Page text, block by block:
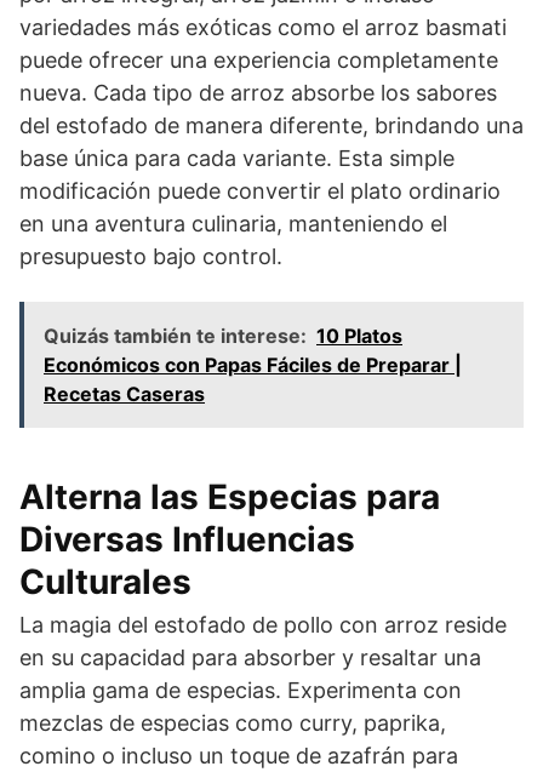
variedades más exóticas como el arroz basmati
puede ofrecer una experiencia completamente
nueva. Cada tipo de arroz absorbe los sabores
del estofado de manera diferente, brindando una
base única para cada variante. Esta simple
modificación puede convertir el plato ordinario
en una aventura culinaria, manteniendo el
presupuesto bajo control.
Quizás también te interese: 10 Platos
Económicos con Papas Fáciles de Preparar |
Recetas Caseras
Alterna las Especias para
Diversas Influencias
Culturales
La magia del estofado de pollo con arroz reside
en su capacidad para absorber y resaltar una
amplia gama de especias. Experimenta con
mezclas de especias como curry, paprika,
comino o incluso un toque de azafrán para